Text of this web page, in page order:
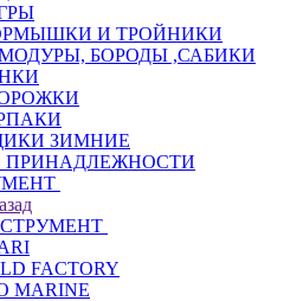
И ТРОЙНИКИ
БОРОДЫ ,САБИКИ
ЗИМНИЕ
ПРИНАДЛЕЖНОСТИ
FACTORY
MARINE